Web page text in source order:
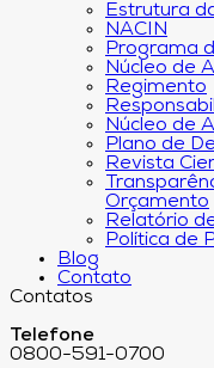
Estrutura
NACIN
Programa
Núcleo de
Regimento
Núcleo de
Plano de
Revista
Orçamento
Relatório
Política de
Blog
Contato
Contatos
Telefone
0800-591-0700